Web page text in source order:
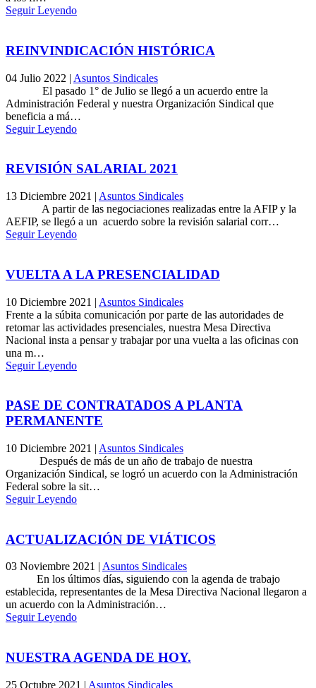
Seguir Leyendo
REINVINDICACIÓN HISTÓRICA
04 Julio 2022 | Asuntos Sindicales
El pasado 1° de Julio se llegó a un acuerdo entre la
Administración Federal y nuestra Organización Sindical que
beneficia a má…
Seguir Leyendo
REVISIÓN SALARIAL 2021
13 Diciembre 2021 | Asuntos Sindicales
A partir de las negociaciones realizadas entre la AFIP y la
AEFIP, se llegó a un acuerdo sobre la revisión salarial corr…
Seguir Leyendo
VUELTA A LA PRESENCIALIDAD
10 Diciembre 2021 | Asuntos Sindicales
Frente a la súbita comunicación por parte de las autoridades de
retomar las actividades presenciales, nuestra Mesa Directiva
Nacional insta a pensar y trabajar por una vuelta a las oficinas con
una m…
Seguir Leyendo
PASE DE CONTRATADOS A PLANTA
PERMANENTE
10 Diciembre 2021 | Asuntos Sindicales
Después de más de un año de trabajo de nuestra
Organización Sindical, se logró un acuerdo con la Administración
Federal sobre la sit…
Seguir Leyendo
ACTUALIZACIÓN DE VIÁTICOS
03 Noviembre 2021 | Asuntos Sindicales
En los últimos días, siguiendo con la agenda de trabajo
establecida, representantes de la Mesa Directiva Nacional llegaron a
un acuerdo con la Administración…
Seguir Leyendo
NUESTRA AGENDA DE HOY.
25 Octubre 2021 | Asuntos Sindicales